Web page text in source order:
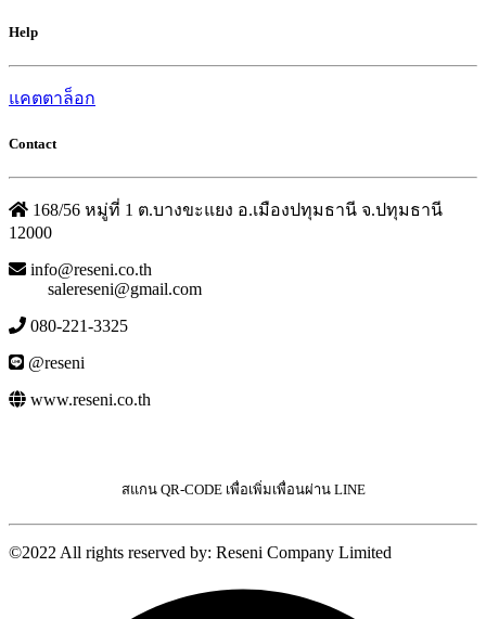
Help
แคตตาล็อก
Contact
168/56 หมู่ที่ 1 ต.บางขะแยง อ.เมืองปทุมธานี จ.ปทุมธานี
12000
info@reseni.co.th
salereseni@gmail.com
080-221-3325
@reseni
www.reseni.co.th
สแกน QR-CODE เพื่อเพิ่มเพื่อนผ่าน LINE
©2022 All rights reserved by: Reseni Company Limited